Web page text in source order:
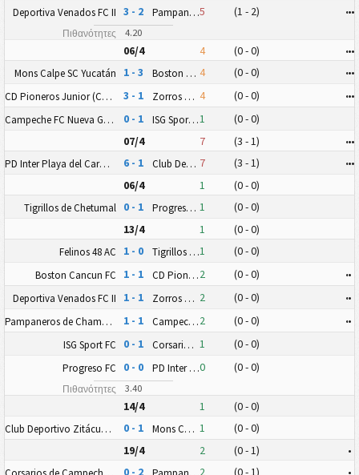
Deportiva Venados FC II
Πιθανότητες
3 - 2
4.20
Pampaneros de Champotón FC5 (1 - 2) •••
06/4 4 (0 - 0) •••
Mons Calpe SC Yucatán 1 - 3 Boston Cancun FC 4 (0 - 0) •••
CD Pioneros Junior (CD Pioneros de Cancún II) 3 - 1 Zorros Puerto Morelos FC 4 (0 - 0) •••
Campeche FC Nueva Generación 0 - 1 ISG Sport FC1
(0 - 0)
07/4
7 (3 - 1) •••
PD Inter Playa del Carmen AC II 6 - 1 Club Deportivo Zitácuaro II 7 (3 - 1) •••
06/4
1 (0 - 0)
Tigrillos de Chetumal 0 - 1 Progreso FC 1
(0 - 0)
13/4
1 (0 - 0)
Felinos 48 AC 1 - 0 Tigrillos de Chetumal1 (0 - 0)
Boston Cancun FC 1 - 1 CD Pioneros Junior (CD Pioneros de Cancún II)2 (0 - 0) ••
Deportiva Venados FC II 1 - 1 Zorros Puerto Morelos FC 2 (0 - 0) ••
Pampaneros de Champotón FC 1 - 1 Campeche FC Nueva Generación2 (0 - 0) ••
ISG Sport FC 0 - 1 Corsarios de Campeche FC 1 (0 - 0)
Progreso FC
Πιθανότητες
0 - 0
3.40
PD Inter Playa del Carmen AC II0 (0 - 0)
14/4 1 (0 - 0)
Club Deportivo Zitácuaro II 0 - 1 Mons Calpe SC Yucatán 1
(0 - 0)
19/4
2 (0 - 1) •
0 - 2 2 (0 - 1) •